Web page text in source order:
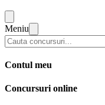
Meniu
Contul meu
Concursuri online